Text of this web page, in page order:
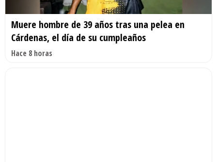
Muere hombre de 39 años tras una pelea en
Cárdenas, el día de su cumpleaños
Hace 8 horas